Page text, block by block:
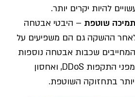
שוטפת – היבטי אבטחה
לאחר ההשקה גם הם משפיעים על
שכבות אבטחה נוספות
כמו SSL, הגנה מפני התקפות DDoS, ואחסון
בתחזוקה השוטפת.